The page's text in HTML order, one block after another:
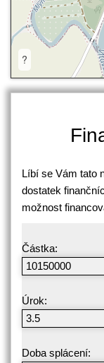
?
Líbí se Vám tato
dostatek
možnost
Částka:
Úrok:
Doba splácení: